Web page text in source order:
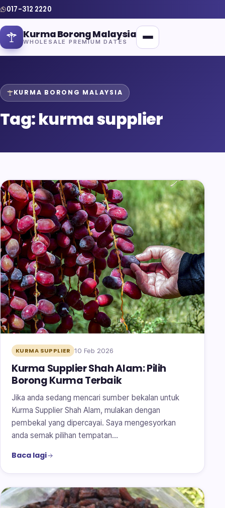
017-312 2220
Kurma Borong Malaysia
WHOLESALE PREMIUM DATES
Home
KURMA BORONG MALAYSIA
Tag:kurma supplier
KURMA SUPPLIER 10 Feb 2026
Kurma Supplier Shah Alam: Pilih
Borong Kurma Terbaik
Jika anda sedang mencari sumber bekalan untuk
Kurma Supplier Shah Alam, mulakan dengan
pembekal yang dipercayai. Saya mengesyorkan
anda semak pilihan tempatan…
Baca lagi